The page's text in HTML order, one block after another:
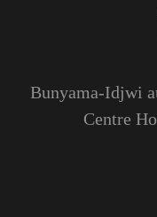
Bunyama-Idjwi
Centre